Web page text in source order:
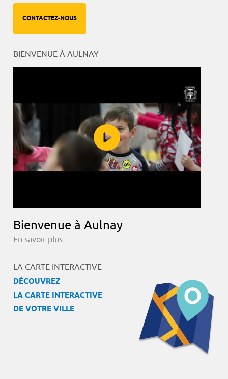
CONTACTEZ-NOUS
BIENVENUE À AULNAY
Bienvenue à Aulnay
En savoir plus
LA CARTE INTERACTIVE
DÉCOUVREZ
LA CARTE INTERACTIVE
DE VOTRE VILLE